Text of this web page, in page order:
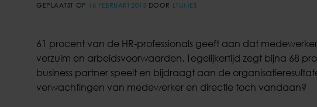
GEPLAATST OP 16 FEBRUARI 2015 DOOR LTIJMES
61 procent van de HR-professionals geeft aan dat
verzuim en arbeidsvoorwaarden. Tegelijkertijd zegt bijna 68
business partner speelt en bijdraagt aan de
verwachtingen van medewerker en directie toch vandaan?